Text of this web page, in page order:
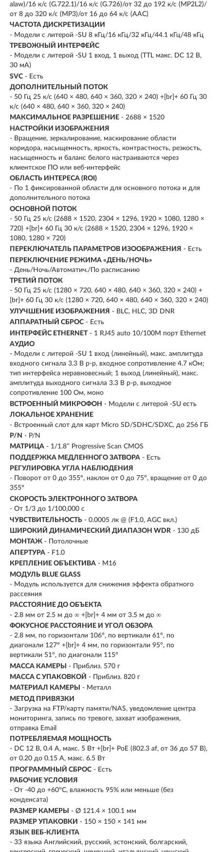
alaw)/16 к/с (G.722.1)/16 к/с (G.726)/от 32 до 192 к/с (MP2L2)/
от 8 до 320 к/с (MP3)/от 16 до 64 к/с (AAC)
ЧАСТОТА ДИСКРЕТИЗАЦИИ
- Модели с литерой -SU 8 кГц/16 кГц/32 кГц/44.1 кГц/48 кГц
ТРЕВОЖНЫЙ ИНТЕРФЕЙС
- Модели с литерой -SU 1 вход, 1 выход (TTL макс. DC 12 В,
30 мA)
SVC - Есть
ДОПОЛНИТЕЛЬНЫЙ ПОТОК
- 50 Гц 25 к/с (640 × 480, 640 × 360, 320 × 240) +[br]+ 60 Гц 30
к/с (640 × 480, 640 × 360, 320 × 240)
МАКСИМАЛЬНОЕ РАЗРЕШЕНИЕ - 2688 × 1520
НАСТРОЙКИ ИЗОБРАЖЕНИЯ
- Вращение, зеркалирование, маскирование области
коридора, насыщенность, яркость, контрастность, резкость,
насыщенность и баланс белого настраиваются через
клиентское ПО или веб-интерфейс
ОБЛАСТЬ ИНТЕРЕСА (ROI)
- По 1 фиксированной области для основного потока и для
дополнительного потока
ОСНОВНОЙ ПОТОК
- 50 Гц 25 к/с (2688 × 1520, 2304 × 1296, 1920 × 1080, 1280 ×
720) +[br]+ 60 Гц 30 к/с (2688 × 1520, 2304 × 1296, 1920 ×
1080, 1280 × 720)
ПЕРЕКЛЮЧАТЕЛЬ ПАРАМЕТРОВ ИЗООБРАЖЕНИЯ - Есть
ПЕРЕКЛЮЧЕНИЕ РЕЖИМА «ДЕНЬ/НОЧЬ»
- День/Ночь/Автоматич./По расписанию
ТРЕТИЙ ПОТОК
- 50 Гц 25 к/с (1280 × 720, 640 × 480, 640 × 360, 320 × 240) +
[br]+ 60 Гц 30 к/с (1280 × 720, 640 × 480, 640 × 360, 320 × 240)
УЛУЧШЕНИЕ ИЗОБРАЖЕНИЯ - BLC, HLC, 3D DNR
АППАРАТНЫЙ СБРОС - Есть
ИНТЕРФЕЙС ETHERNET - 1 RJ45 auto 10/100M порт Ethernet
АУДИО
- Модели с литерой -SU 1 вход (линейный), макс. амплитуда
входного сигнала 3.3 В p-p, входное сопротивление 4.7 кОм;
тип интерфейса неравновесный; 1 выход (линейный), макс.
амплитуда выходного сигнала 3.3 В p-p, выходное
сопротивление 100 Ом, моно
ВСТРОЕННЫЙ МИКРОФОН - Модели с литерой -SU есть
ЛОКАЛЬНОЕ ХРАНЕНИЕ
- Встроенный слот для карт Micro SD/SDHC/SDXC, до 256 ГБ
P/N - P/N
МАТРИЦА - 1/1.8’’ Progressive Scan CMOS
ПОДДЕРЖКА МЕДЛЕННОГО ЗАТВОРА - Есть
РЕГУЛИРОВКА УГЛА НАБЛЮДЕНИЯ
- Поворот от 0 до 355°, наклон от 0 до 75°, вращение от 0 до
355°
СКОРОСТЬ ЭЛЕКТРОННОГО ЗАТВОРА
- От 1/3 до 1/100,000 с
ЧУВСТВИТЕЛЬНОСТЬ - 0.0005 лк @ (F1.0, AGC вкл.)
ШИРОКИЙ ДИНАМИЧЕСКИЙ ДИАПАЗОН WDR - 130 дБ
МОНТАЖ - Потолочные
АПЕРТУРА - F1.0
КРЕПЛЕНИЕ ОБЪЕКТИВА - M16
МОДУЛЬ BLUE GLASS
- Модуль используется для снижения эффекта обратного
рассеяния
РАССТОЯНИЕ ДО ОБЪЕКТА
- 2.8 мм от 2.5 м до ∞ +[br]+ 4 мм от 3.5 м до ∞
ФОКУСНОЕ РАССТОЯНИЕ И УГОЛ ОБЗОРА
- 2.8 мм, по горизонтали 106°, по вертикали 61°, по
диагонали 127° +[br]+ 4 мм, по горизонтали 95°, по
вертикали 51°, по диагонали 115°
МАССА КАМЕРЫ
- Приблиз. 570 г
МАССА С УПАКОВКОЙ - Приблиз. 820 г
МАТЕРИАЛ КАМЕРЫ
- Металл
МЕТОД ПРИВЯЗКИ
- Загрузка на FTP/карту памяти/NAS, уведомление центра
мониторинга, запись по тревоге, захват изображения,
отправка Email
ПОТРЕБЛЯЕМАЯ МОЩНОСТЬ
- DC 12 В, 0.4 A, макс. 5 Вт +[br]+ PoE (802.3 af, от 36 до 57 В),
от 0.20 до 0.15 A, макс. 6.5 Вт
ПРОГРАММНЫЙ СБРОС - Есть
РАБОЧИЕ УСЛОВИЯ
- От -40 до +60°C, влажность 95% или меньше (без
конденсата)
РАЗМЕР КАМЕРЫ
- Ø 121.4 × 100.1 мм
РАЗМЕР УПАКОВКИ - 150 × 150 × 141 мм
ЯЗЫК ВЕБ-КЛИЕНТА
- 33 языка Английский, русский, эстонский, болгарский,